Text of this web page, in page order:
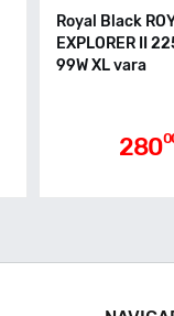
Royal Black
EXPLORER II
99W XL vara
280